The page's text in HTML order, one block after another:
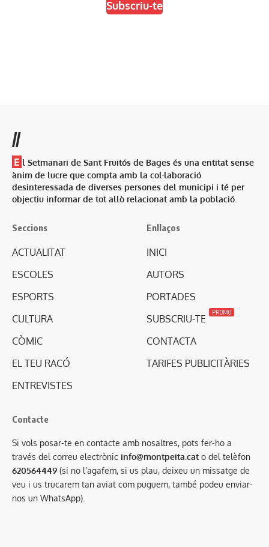
Subscriu-te
//
E l Setmanari de Sant Fruitós de Bages és una entitat sense
ànim de lucre que compta amb la col·laboració
desinteressada de diverses persones del municipi i té per
objectiu informar de tot allò relacionat amb la població.
Seccions
ACTUALITAT
ESCOLES
ESPORTS
CULTURA
CÒMIC
EL TEU RACÓ
ENTREVISTES
Enllaços
INICI
AUTORS
PORTADES
SUBSCRIU-TE
PROMO
CONTACTA
TARIFES PUBLICITÀRIES
Contacte
Si vols posar-te en contacte amb nosaltres, pots fer-ho a
través del correu electrònic info@montpeita.cat o del telèfon
620564449 (si no l’agafem, si us plau, deixeu un missatge de
veu i us trucarem tan aviat com puguem, també podeu enviar-
nos un WhatsApp).